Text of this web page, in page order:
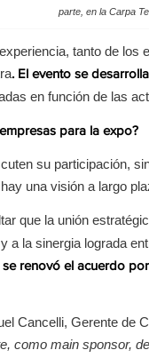
parte, en la Carpa
tanto de los
. El evento se
en función de las
para la expo?
su participación,
una visión a largo
que la unión
a la sinergia lograda
se renovó el acuerdo
Cancelli, Gerente de
como main sponsor,